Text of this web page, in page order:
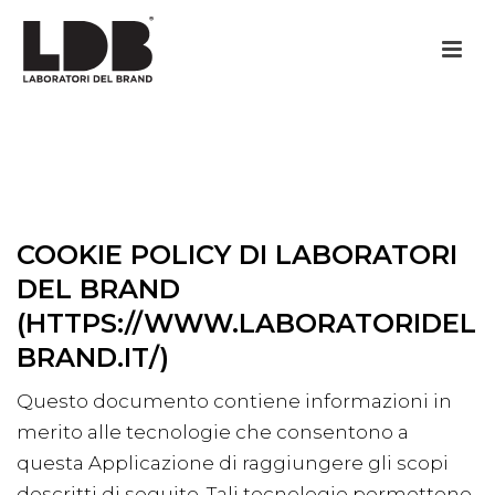
COOKIE POLICY DI LABORATORI
DEL BRAND
(HTTPS://WWW.LABORATORIDEL
BRAND.IT/)
Questo documento contiene informazioni in
merito alle tecnologie che consentono a
questa Applicazione di raggiungere gli scopi